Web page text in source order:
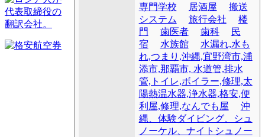
専門学校
居酒屋
搬送
システム
旅行会社
楼
門
歯医者 歯科
民
宿
水族館
水漏れ,水も
れ,つまり,沖縄,宜野湾市,浦
添市,那覇市, 水道管,排水
管,トイレ,ボイラー,修理,太
陽熱温水器,浄水器,格安,便
利屋,修理,なんでも屋
沖
縄、体験ダイビング、シュ
ノーケル、ナイトシュノー